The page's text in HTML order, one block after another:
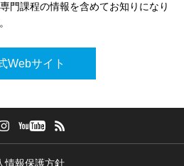
門課程の情報を含めてお知りになり
Webサイト
情報保護方針